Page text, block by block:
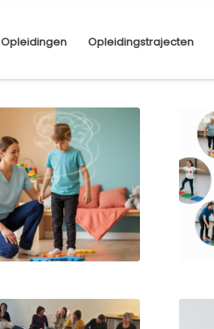
Opleidingen Opleidingstrajecten